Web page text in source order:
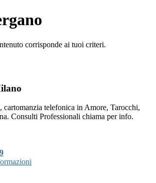
corrisponde ai tuoi criteri.
cartomanzia telefonica in Amore, Tarocchi,
Consulti Professionali chiama per info.